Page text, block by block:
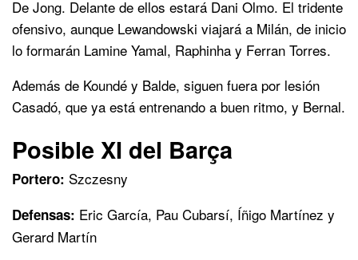
De Jong. Delante de ellos estará Dani Olmo. El tridente
ofensivo, aunque Lewandowski viajará a Milán, de inicio
lo formarán Lamine Yamal, Raphinha y Ferran Torres.
Además de Koundé y Balde, siguen fuera por lesión
Casadó, que ya está entrenando a buen ritmo, y Bernal.
Posible XI del Barça
Portero: Szczesny
Defensas: Eric García, Pau Cubarsí, Íñigo Martínez y
Gerard Martín